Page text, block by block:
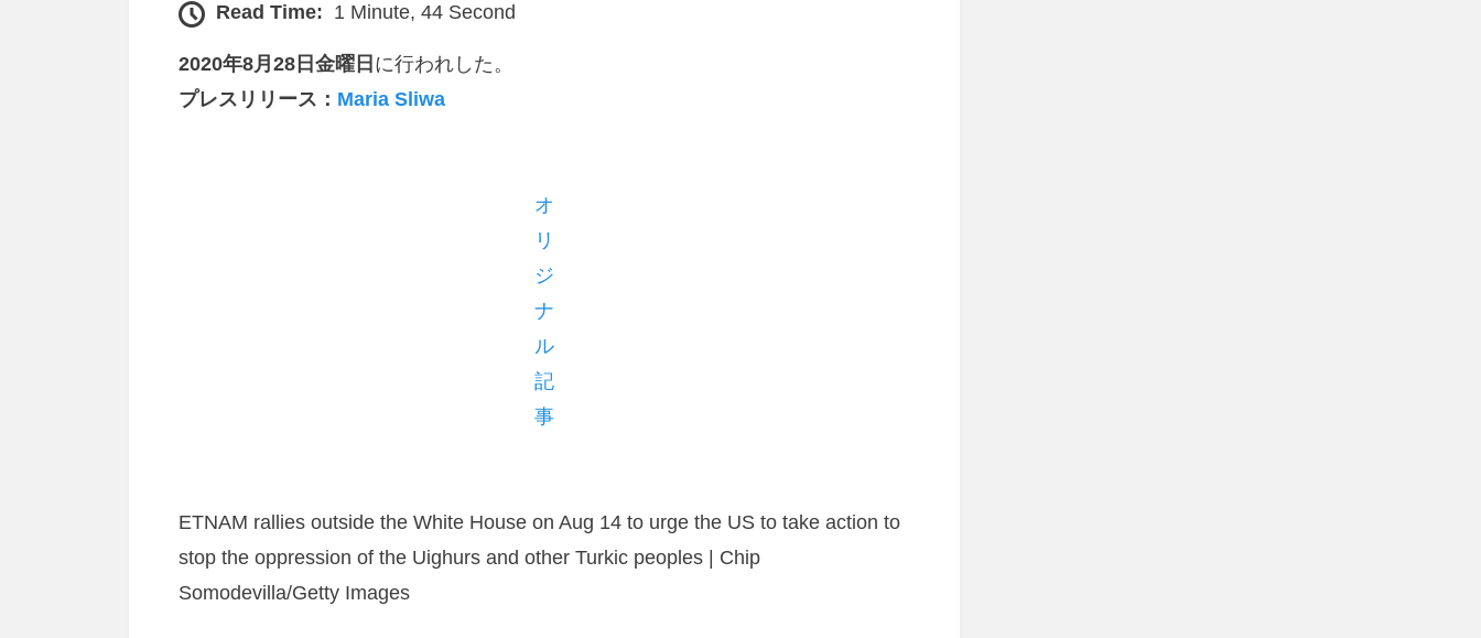
Read Time: 1 Minute, 44 Second
2020年8月28日金曜日 に行われした。
プレスリリース： Maria Sliwa
オ
リ
ジ
ナ
ル
記
事
ETNAM rallies outside the White House on Aug 14 to urge the US to take action to
stop the oppression of the Uighurs and other Turkic peoples | Chip
Somodevilla/Getty Images